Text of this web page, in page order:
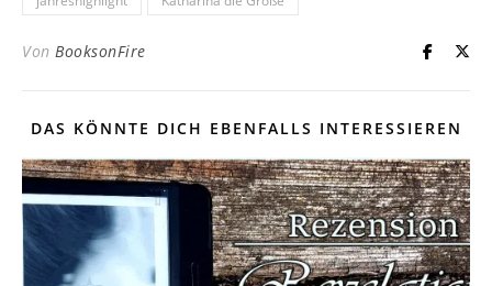
Von BooksonFire
DAS KÖNNTE DICH EBENFALLS INTERESSIEREN